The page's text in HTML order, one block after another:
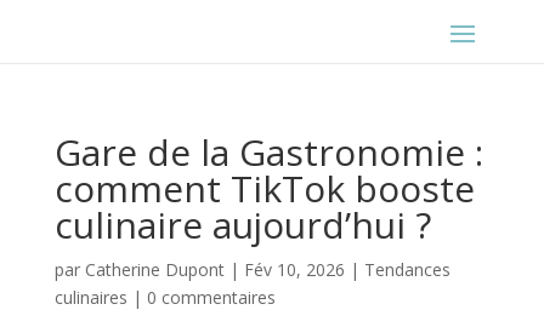
Gare de la Gastronomie :
comment TikTok booste
culinaire aujourd’hui ?
par Catherine Dupont| Fév 10, 2026 | Tendances
culinaires | 0 commentaires